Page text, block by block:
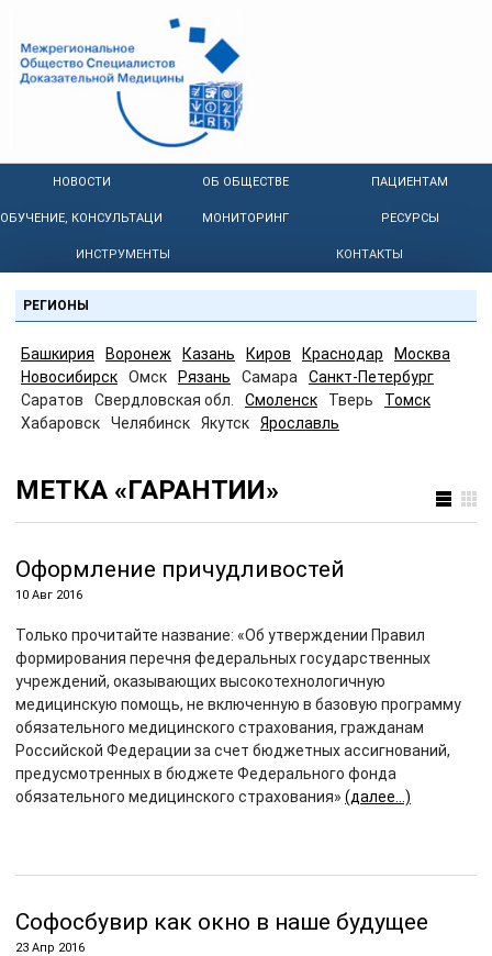
НОВОСТИ ОБ ОБЩЕСТВЕ ПАЦИЕНТАМ
ОБУЧЕНИЕ, КОНСУЛЬТАЦИИ МОНИТОРИНГ РЕСУРСЫ
ИНСТРУМЕНТЫ КОНТАКТЫ
РЕГИОНЫ
Башкирия Воронеж Казань Киров Краснодар
Москва
Новосибирск
Омск Рязань Самара
Санкт-Петербург
Саратов
Свердловская обл. Смоленск Тверь
Томск
Хабаровск
Челябинск Якутск Ярославль
МЕТКА «ГАРАНТИИ»
Оформление причудливостей
10 Авг 2016
Только прочитайте название: «Об утверждении Правил
формирования перечня федеральных государственных
учреждений, оказывающих высокотехнологичную
медицинскую помощь, не включенную в базовую программу
обязательного медицинского страхования, гражданам
Российской Федерации за счет бюджетных ассигнований,
предусмотренных в бюджете Федерального фонда
обязательного медицинского страхования» (далее…)
Софосбувир как окно в наше будущее
23 Апр 2016